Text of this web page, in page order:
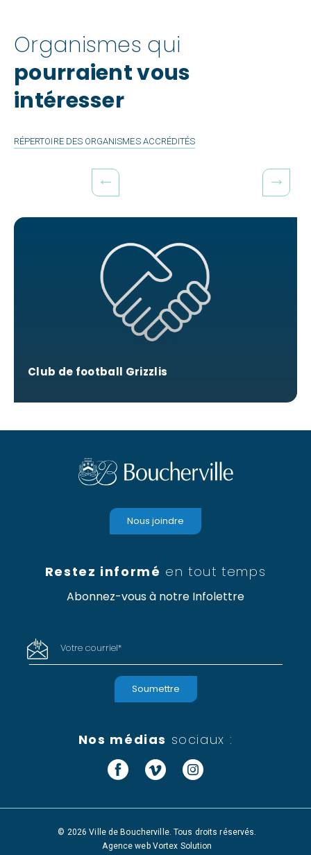
Théâtre
Jankijou
Organismes qui
pourraient vous
intéresser
RÉPERTOIRE DES ORGANISMES ACCRÉDITÉS
Club de football Grizzlis
Restez informé en tout temps
Abonnez-vous à notre Infolettre
Votre courriel*
Nous joindre
Nos médias sociaux :
Facebook
VimeoInstagram
© 2026 Ville de Boucherville. Tous droits réservés.
Agence web Vortex Solution